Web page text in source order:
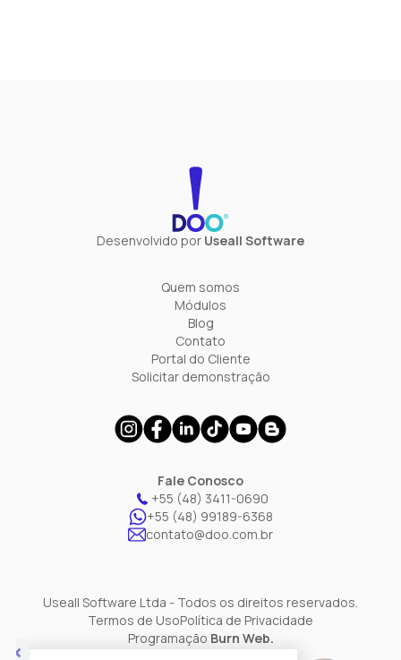
Desenvolvido por Useall Software
Quem somos
Módulos
Blog
Contato
Portal do Cliente
Solicitar demonstração
Fale Conosco
+55 (48) 3411-0690
+55 (48) 99189-6368
contato@doo.com.br
Useall Software Ltda - Todos os direitos reservados.
Termos de UsoPolítica de Privacidade
Programação Burn Web.